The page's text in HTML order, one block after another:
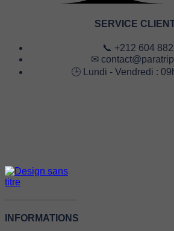
SERVICE
📞 +212 604 882
✉
🕒 Lundi - Vendredi :
INFORMATIONS